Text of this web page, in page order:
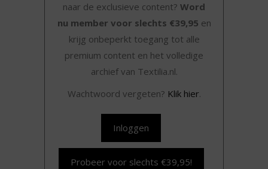
naar de exclusieve content? Word
nu member voor slechts €39,95 en
krijg onbeperkt toegang tot alle
premium content en het volledige
archief van Textilia.nl.
Wachtwoord vergeten? Klik hier.
Inloggen
Probeer voor slechts €39,95!